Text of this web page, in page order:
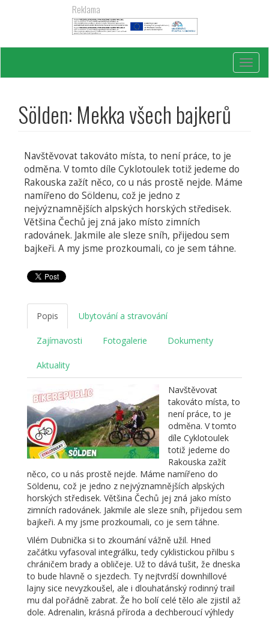
Reklama
Sölden: Mekka všech bajkerů
Navštěvovat takováto místa, to není práce, to je
odměna. V tomto díle Cyklotoulek totiž jedeme do
Rakouska zažít něco, co u nás prostě nejde. Máme
namířeno do Söldenu, což je jedno z
nejvýznamnějších alpských horských středisek.
Většina Čechů jej zná jako místo zimních
radovánek. Jakmile ale sleze sníh, přijedou sem
bajkeři. A my jsme prozkoumali, co je sem táhne.
Popis Ubytování a stravování
Zajímavosti Fotogalerie Dokumenty
Aktuality
Navštěvovat
takováto místa, to
není práce, to je
odměna. V tomto
díle Cyklotoulek
totiž jedeme do
Rakouska zažít
něco, co u nás prostě nejde. Máme namířeno do
Söldenu, což je jedno z nejvýznamnějších alpských
horských středisek. Většina Čechů jej zná jako místo
zimních radovánek. Jakmile ale sleze sníh, přijedou sem
bajkeři. A my jsme prozkoumali, co je sem táhne.
Vilém Dubnička si to zkoumání vážně užil. Hned
začátku vyfasoval integrálku, tedy cyklistickou přilbu s
chráničem brady a obličeje. Už to dává tušit, že dneska
to bude hlavně o sjezdech. Ty nejtvrdší downhillové
lajny sice nevyzkoušel, ale i dlouhatánský rodinný trail
mu dal pořádně zabrat. Že ho bolí celé tělo ale zjistil až
dole. Adrenalin, krásná příroda a dechberoucí výhledy